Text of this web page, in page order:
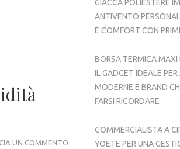
UN COMMENTOCESSIONE
GIACCA POLIESTERE
ANTIVENTO
E COMFORT CON
BORSA TERMICA MAXI
IL GADGET IDEALE
MODERNE E BRAND
FARSI RICORDARE
COMMERCIALISTA A
YOETE PER UNA